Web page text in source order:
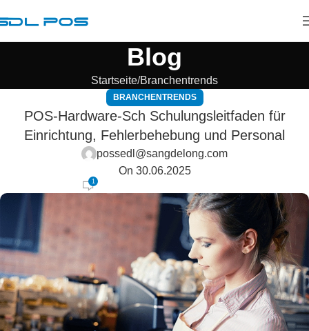
Blog
Startseite Branchentrends
BRANCHENTRENDS
POS-Hardware-Sch Schulungsleitfaden für
Einrichtung, Fehlerbehebung und Personal
possedl@sangdelong.com
On 30.06.2025
1